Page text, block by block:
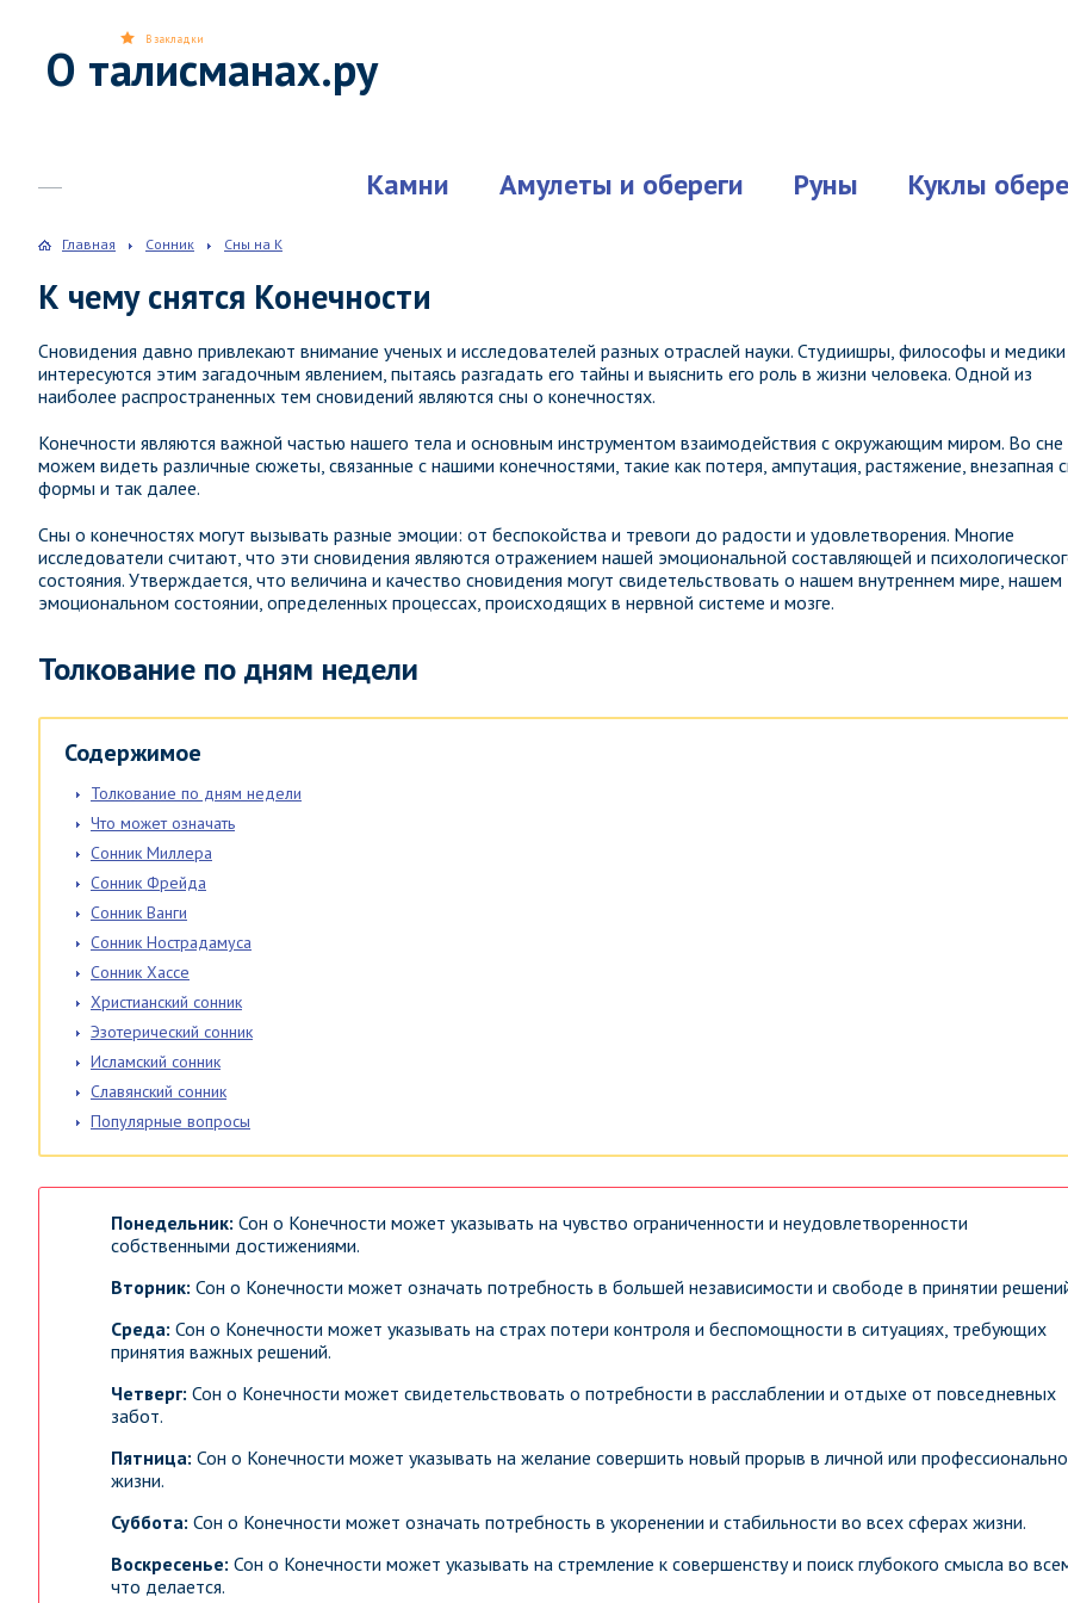
О талисманах.ру
Камни Амулеты и обереги Руны Куклы
В закладки
Главная Сонник Сны на К
К чему снятся Конечности
Сновидения давно привлекают внимание ученых и исследователей разных отраслей науки. Студиишры, философы и медики
интересуются этим загадочным явлением, пытаясь разгадать его тайны и выяснить его роль в жизни человека. Одной из
наиболее распространенных тем сновидений являются сны о конечностях.
Конечности являются важной частью нашего тела и основным инструментом взаимодействия с окружающим миром. Во
можем видеть различные сюжеты, связанные с нашими конечностями, такие как потеря, ампутация, растяжение, внезапная
формы и так далее.
Сны о конечностях могут вызывать разные эмоции: от беспокойства и тревоги до радости и удовлетворения. Многие
исследователи считают, что эти сновидения являются отражением нашей эмоциональной составляющей и
состояния. Утверждается, что величина и качество сновидения могут свидетельствовать о нашем внутреннем мире, нашем
эмоциональном состоянии, определенных процессах, происходящих в нервной системе и мозге.
Толкование по дням недели
Содержимое
Толкование по дням недели
Что может означать
Сонник Миллера
Сонник Фрейда
Сонник Ванги
Сонник Нострадамуса
Сонник Хассе
Христианский сонник
Эзотерический сонник
Исламский сонник
Славянский сонник
Популярные вопросы
Понедельник: Сон о Конечности может указывать на чувство ограниченности и неудовлетворенности
собственными достижениями.
Вторник: Сон о Конечности может означать потребность в большей независимости и свободе в принятии
Среда: Сон о Конечности может указывать на страх потери контроля и беспомощности в ситуациях, требующих
принятия важных решений.
Четверг: Сон о Конечности может свидетельствовать о потребности в расслаблении и отдыхе от повседневных
забот.
Пятница: Сон о Конечности может указывать на желание совершить новый прорыв в личной или
жизни.
Суббота: Сон о Конечности может означать потребность в укоренении и стабильности во всех сферах жизни.
Воскресенье: Сон о Конечности может указывать на стремление к совершенству и поиск глубокого смысла во
что делается.